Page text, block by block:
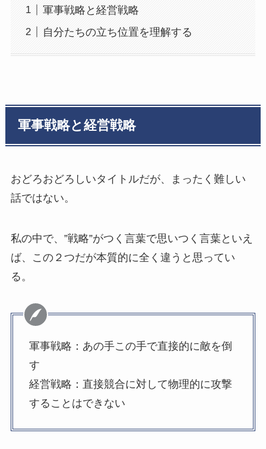
軍事戦略と経営戦略
自分たちの立ち位置を理解する
軍事戦略と経営戦略
おどろおどろしいタイトルだが、まったく難しい
話ではない。
私の中で、”戦略”がつく言葉で思いつく言葉といえ
ば、この２つだが本質的に全く違うと思ってい
る。
軍事戦略：あの手この手で直接的に敵を倒
す
経営戦略：直接競合に対して物理的に攻撃
することはできない